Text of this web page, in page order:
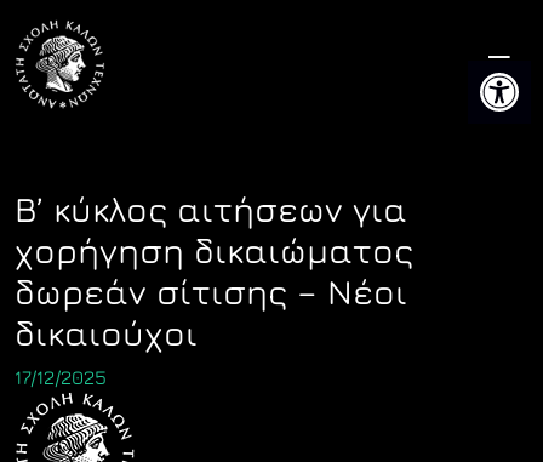
content
Β’ κύκλος αιτήσεων για
χορήγηση δικαιώματος
δωρεάν σίτισης – Νέοι
δικαιούχοι
17/12/2025